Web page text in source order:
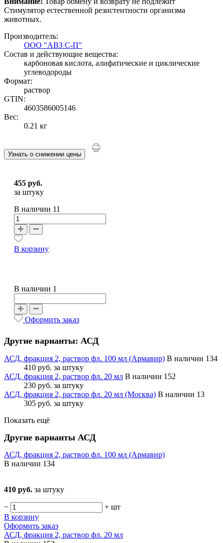
Стимулятор естественной резистентности организма
животных.
Производитель:
ООО "АВЗ С-П"
Состав и действующие вещества:
карбоновая кислота, алифатические и циклические
углеводороды
Формат:
раствор
GTIN:
4603586005146
Вес:
0.21 кг
Узнать о снижении цены
455 руб.
за штуку
В наличии 11
В корзину
В наличии 1
Оформить заказ
Другие варианты: АСД
АСД, фракция 2, раствор фл. 100 мл (Армавир) В наличии 134
410 руб. за штуку
АСД, фракция 2, раствор фл. 20 мл В наличии 152
230 руб. за штуку
АСД, фракция 2, раствор фл. 20 мл (Москва) В наличии 13
305 руб. за штуку
Показать ещё
Другие варианты АСД
АСД, фракция 2, раствор фл. 100 мл (Армавир)
В наличии 134
410 руб. за штуку
− + шт
В корзину
Оформить заказ
АСД, фракция 2, раствор фл. 20 мл